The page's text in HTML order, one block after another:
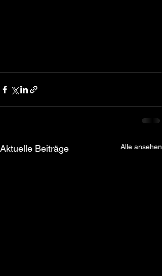
Aktuelle Beiträge Alle ansehen